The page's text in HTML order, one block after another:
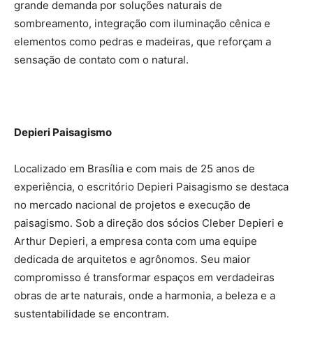
grande demanda por soluções naturais de
sombreamento, integração com iluminação cênica e
elementos como pedras e madeiras, que reforçam a
sensação de contato com o natural.
Depieri Paisagismo
Localizado em Brasília e com mais de 25 anos de
experiência, o escritório Depieri Paisagismo se destaca
no mercado nacional de projetos e execução de
paisagismo. Sob a direção dos sócios Cleber Depieri e
Arthur Depieri, a empresa conta com uma equipe
dedicada de arquitetos e agrônomos. Seu maior
compromisso é transformar espaços em verdadeiras
obras de arte naturais, onde a harmonia, a beleza e a
sustentabilidade se encontram.